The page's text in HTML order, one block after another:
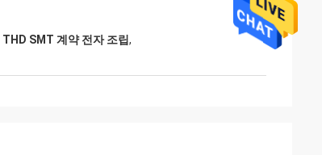
THD SMT 계약 전자 조립,